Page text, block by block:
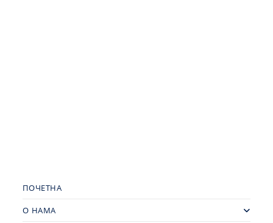
ПОЧЕТНА
О НАМА